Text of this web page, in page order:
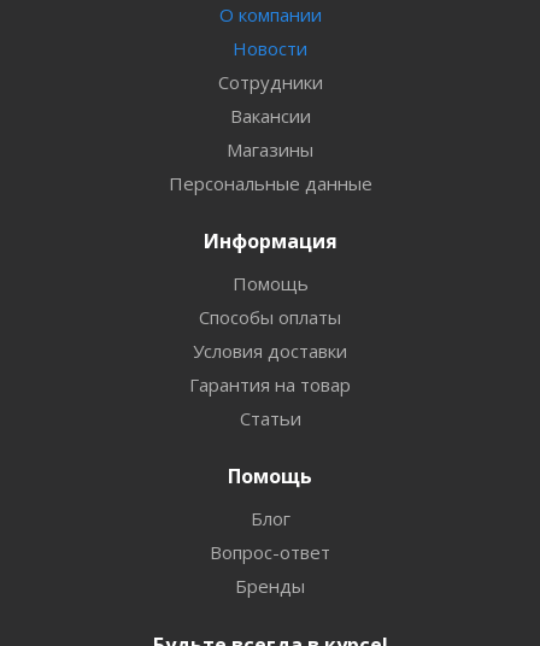
О компании
Новости
Сотрудники
Вакансии
Магазины
Персональные данные
Информация
Помощь
Способы оплаты
Условия доставки
Гарантия на товар
Статьи
Помощь
Блог
Вопрос-ответ
Бренды